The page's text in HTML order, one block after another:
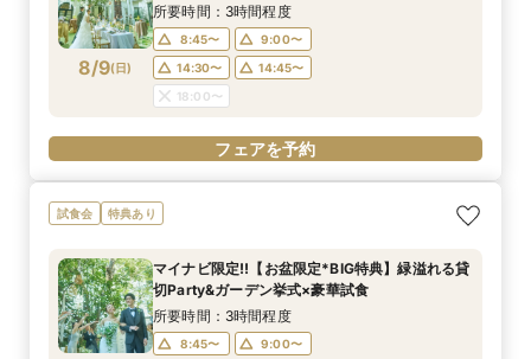
8/9(日)
所要時間：3時間程度
8:45〜
9:00〜
14:30〜
14:45〜
18:00〜
フェアを予約
試食会 特典あり
マイナビ限定!!【お盆限定*BIG特典】緑溢れる貸
切Party&ガーデン挙式×豪華試食
所要時間：3時間程度
8:45〜
9:00〜